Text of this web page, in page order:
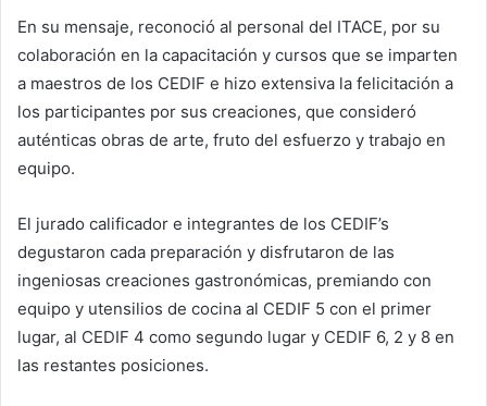
En su mensaje, reconoció al personal del ITACE, por su
colaboración en la capacitación y cursos que se imparten
a maestros de los CEDIF e hizo extensiva la felicitación a
los participantes por sus creaciones, que consideró
auténticas obras de arte, fruto del esfuerzo y trabajo en
equipo.
El jurado calificador e integrantes de los CEDIF’s
degustaron cada preparación y disfrutaron de las
ingeniosas creaciones gastronómicas, premiando con
equipo y utensilios de cocina al CEDIF 5 con el primer
lugar, al CEDIF 4 como segundo lugar y CEDIF 6, 2 y 8 en
las restantes posiciones.